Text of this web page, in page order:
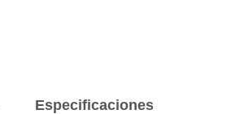
Especificaciones